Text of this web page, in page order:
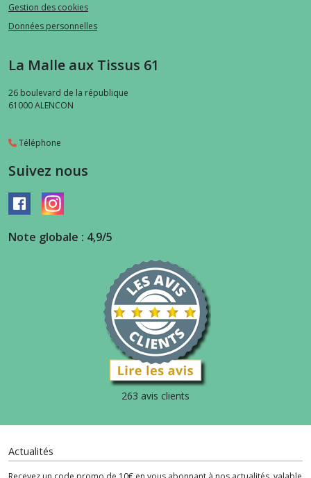
Gestion des cookies
Données personnelles
La Malle aux Tissus 61
26 boulevard de la république
61000ALENCON
Téléphone
Suivez nous
Note globale : 4,9/5
263 avis clients
Actualités